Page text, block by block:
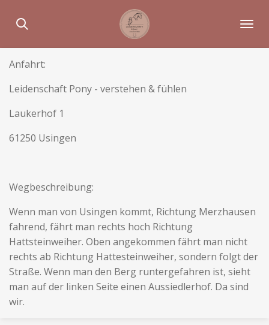
Hauptinhalt
Anfahrt:
Leidenschaft Pony - verstehen & fühlen
Laukerhof 1
61250 Usingen
Wegbeschreibung:
Wenn man von Usingen kommt, Richtung Merzhausen
fahrend, fährt man rechts hoch Richtung
Hattsteinweiher. Oben angekommen fährt man nicht
rechts ab Richtung Hattesteinweiher, sondern folgt der
Straße. Wenn man den Berg runtergefahren ist, sieht
man auf der linken Seite einen Aussiedlerhof. Da sind
wir.